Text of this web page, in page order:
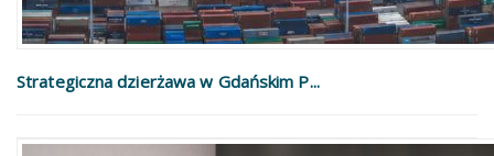
Strategiczna dzierżawa w Gdańskim P...